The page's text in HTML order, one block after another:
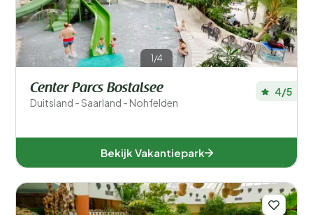
1/4
Center Parcs Bostalsee
Duitsland - Saarland - Nohfelden
4/5
Bekijk Vakantiepark